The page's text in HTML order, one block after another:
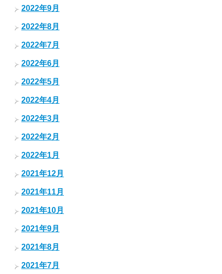
2022年9月
2022年8月
2022年7月
2022年6月
2022年5月
2022年4月
2022年3月
2022年2月
2022年1月
2021年12月
2021年11月
2021年10月
2021年9月
2021年8月
2021年7月